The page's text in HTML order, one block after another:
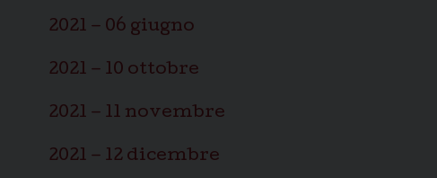
2021 – 06 giugno
2021 – 10 ottobre
2021 – 11 novembre
2021 – 12 dicembre